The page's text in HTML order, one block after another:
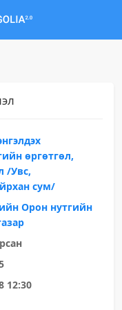
өргөтгөл,
/Увс,
сум/
Орон нутгийн
12:30